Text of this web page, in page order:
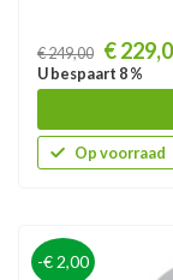
Prijs
€ 249,00 €
U bespaart 8 %
Op voorraad
-€ 2,00